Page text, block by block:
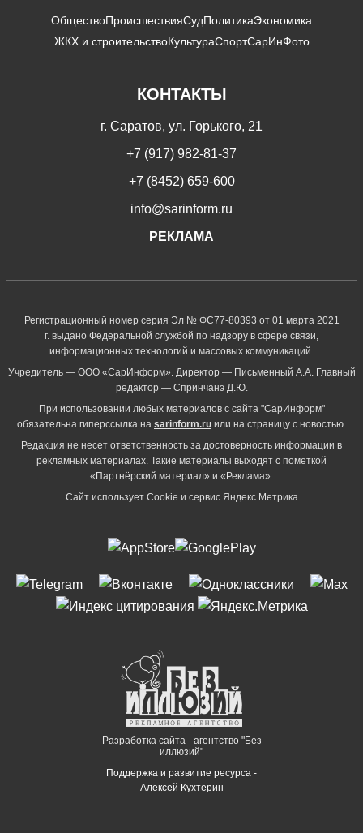
ОбществоПроисшествияСудПолитикаЭкономика
ЖКХ и строительствоКультураСпортСарИнФото
КОНТАКТЫ
г. Саратов, ул. Горького, 21
+7 (917) 982-81-37
+7 (8452) 659-600
info@sarinform.ru
РЕКЛАМА
Регистрационный номер серия Эл № ФС77-80393 от 01 марта 2021
г. выдано Федеральной службой по надзору в сфере связи,
информационных технологий и массовых коммуникаций.
Учредитель — ООО «СарИнформ». Директор — Письменный А.А. Главный
редактор — Спринчанэ Д.Ю.
При использовании любых материалов с сайта "СарИнформ"
обязательна гиперссылка на sarinform.ru или на страницу с новостью.
Редакция не несет ответственность за достоверность информации в
рекламных материалах. Такие материалы выходят с пометкой
«Партнёрский материал» и «Реклама».
Сайт использует Cookie и сервиc Яндекс.Метрика
Разработка сайта - агентство "Без
иллюзий"
Поддержка и развитие ресурса -
Алексей Кухтерин